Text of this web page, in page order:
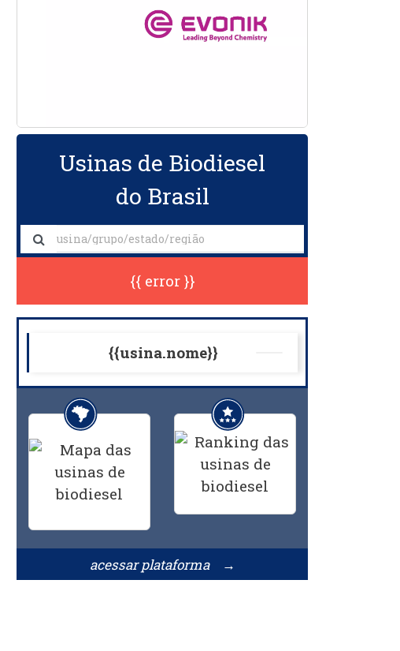
Usinas de Biodiesel
do Brasil
{{ error }}
{{usina.nome}}
acessar plataforma →